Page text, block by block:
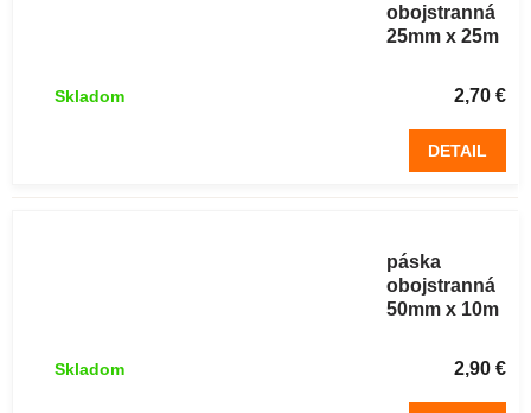
obojstranná
25mm x 25m
2,70 €
Skladom
DETAIL
páska
obojstranná
50mm x 10m
2,90 €
Skladom